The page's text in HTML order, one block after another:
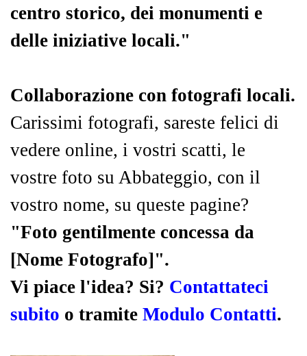
centro storico, dei monumenti e
delle iniziative locali."
Collaborazione con fotografi locali.
Carissimi fotografi, sareste felici di
vedere online, i vostri scatti, le
vostre foto su Abbateggio, con il
vostro nome, su queste pagine?
"Foto gentilmente concessa da
[Nome Fotografo]".
Vi piace l'idea? Si? Contattateci
subito o tramite Modulo Contatti.